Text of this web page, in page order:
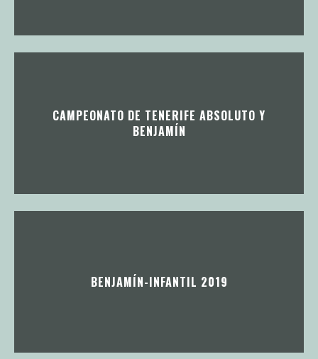
CAMPEONATO DE TENERIFE ABSOLUTO Y
BENJAMÍN
BENJAMÍN-INFANTIL 2019